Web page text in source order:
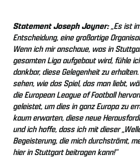
Statement Joseph Joyner:„Es ist
Entscheidung, eine großartige
Wenn ich mir anschaue, was in
gesamten Liga aufgebaut wird, fühle
dankbar, diese Gelegenheit zu
sehen, wie das Spiel, das man liebt,
die European League of Football
geleistet, um dies in ganz Europa zu
kaum erwarten, diese neue
und ich hoffe, dass ich mit dieser
Begeisterung, die mich durchströmt,
hier in Stuttgart beitragen kann!“